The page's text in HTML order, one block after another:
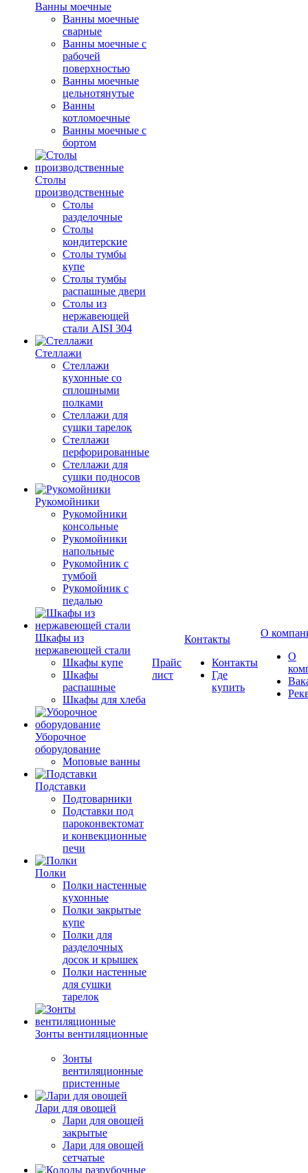
Ванны моечные
Ванны моечные
сварные
Ванны моечные с
рабочей
поверхностью
Ванны моечные
цельнотянутые
Ванны
котломоечные
Ванны моечные с
бортом
Столы
производственные
Столы
разделочные
Столы
кондитерские
Столы тумбы
купе
Столы тумбы
распашные двери
Столы из
нержавеющей
стали AISI 304
Стеллажи
Стеллажи
кухонные со
сплошными
полками
Стеллажи для
сушки тарелок
Стеллажи
перфорированные
Стеллажи для
сушки подносов
Рукомойники
Рукомойники
консольные
Рукомойники
напольные
Рукомойник с
тумбой
Рукомойник с
педалью
Шкафы из
нержавеющей стали
Шкафы купе
Шкафы
распашные
Шкафы для хлеба
Уборочное
оборудование
Моповые ванны
Подставки
Подтоварники
Подставки под
пароконвектомат
и конвекционные
печи
Полки
Полки настенные
кухонные
Полки закрытые
купе
Полки для
разделочных
досок и крышек
Полки настенные
для сушки
тарелок
Зонты вентиляционные
Зонты
вентиляционные
пристенные
Лари для овощей
Лари для овощей
закрытые
Лари для овощей
сетчатые
Прайс
лист
Контакты
Контакты
Где
купить
О
О